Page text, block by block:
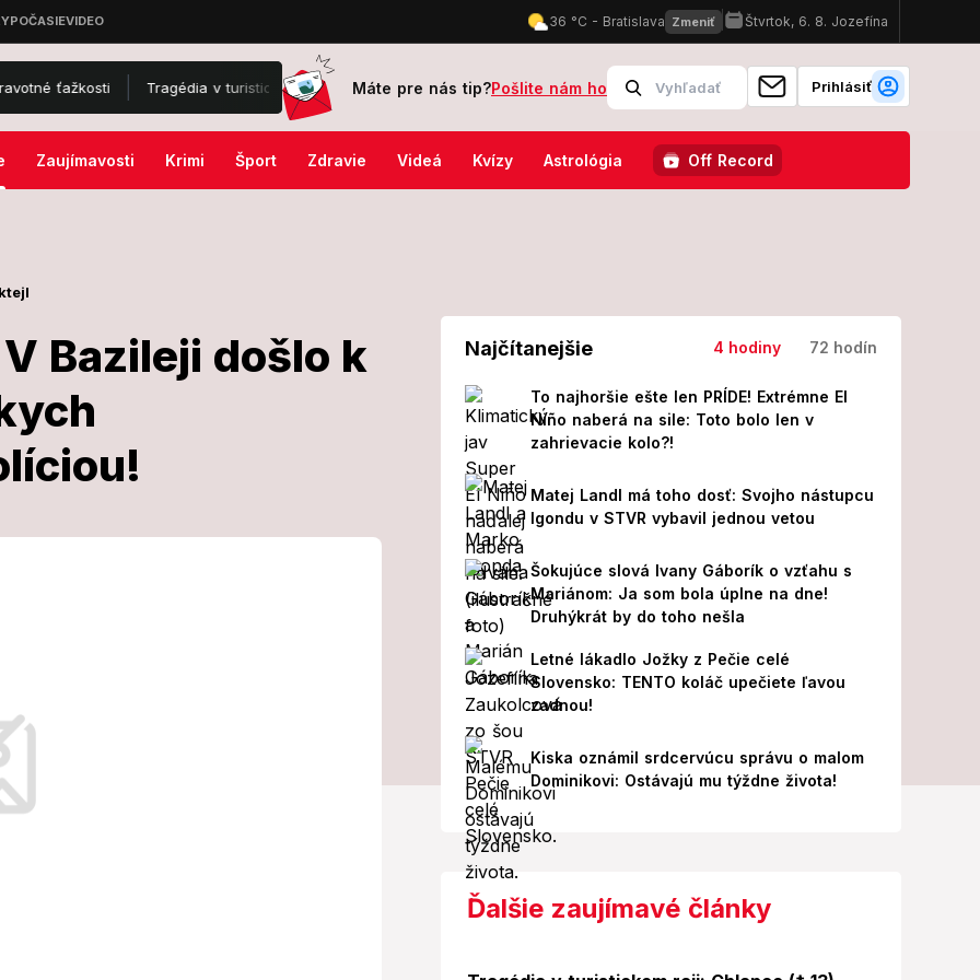
Tragédia v turistickom raji: Chlapec († 13) neprežil kúpanie v mori, zabil ho JEDOVATÝ tvor! Kiska oznámil srdcervúcu
Máte pre nás tip?Pošlite nám ho Prihlásiť
Zaujímavosti Krimi Šport Zdravie Videá Kvízy Astrológia Off Record
Bazileji došlo k
V Bazileji
s políciou!
v piesňovej súťaži Eurovízia.
Najčítanejšie 4 hodiny 72 hodín
To najhoršie ešte len PRÍDE! Extrémne El
Niño naberá na sile: Toto bolo len v
zahrievacie kolo?!
Matej Landl má toho dosť: Svojho nástupcu
Igondu v STVR vybavil jednou vetou
Šokujúce slová Ivany Gáborík o vzťahu s
Mariánom: Ja som bola úplne na dne!
Druhýkrát by do toho nešla
Letné lákadlo Jožky z Pečie celé
Slovensko: TENTO koláč upečiete ľavou
zadnou!
Kiska oznámil srdcervúcu správu o malom
Dominikovi: Ostávajú mu týždne života!
Ďalšie zaujímavé články